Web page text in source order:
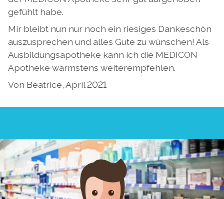
gefühlt habe.
Mir bleibt nun nur noch ein riesiges Dankeschön
auszusprechen und alles Gute zu wünschen! Als
Ausbildungsapotheke kann ich die MEDICON
Apotheke wärmstens weiterempfehlen.
Von Beatrice, April 2021